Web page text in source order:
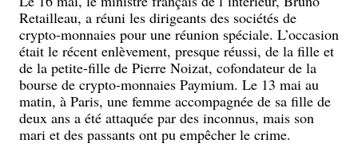
Retailleau, a réuni les dirigeants des sociétés de
crypto-monnaies pour une réunion spéciale. L’occasion
était le récent enlèvement, presque réussi, de la fille et
de la petite-fille de Pierre Noizat, cofondateur de la
bourse de crypto-monnaies Paymium. Le 13 mai au
matin, à Paris, une femme accompagnée de sa fille de
deux ans a été attaquée par des inconnus, mais son
mari et des passants ont pu empêcher le crime.